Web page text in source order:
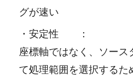
グが速い
・安定性
：
座標軸ではなく、ソース
て処理範囲を選択するた